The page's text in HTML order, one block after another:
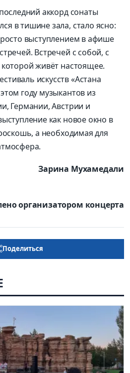
аккорд сонаты
в тишине зала, стало ясно:
выступлением в афише
Встречей с собой, с
живёт настоящее.
искусств «Астана
году музыкантов из
Германии, Австрии и
как новое окно в
а необходимая для
Зарина Мухамедали
организатором концерта
Поделиться